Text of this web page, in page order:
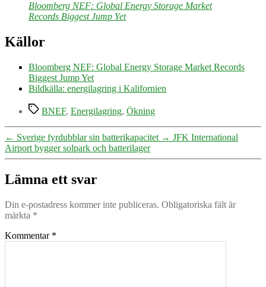
Bloomberg NEF: Global Energy Storage Market
Records Biggest Jump Yet
Källor
Bloomberg NEF: Global Energy Storage Market Records
Biggest Jump Yet
Bildkälla: energilagring i Kalifornien
Etiketter
BNEF, Energilagring, Ökning
← Sverige fyrdubblar sin batterikapacitet → JFK International
Airport bygger solpark och batterilager
Lämna ett svar
Din e-postadress kommer inte publiceras. Obligatoriska fält är
märkta *
Kommentar *